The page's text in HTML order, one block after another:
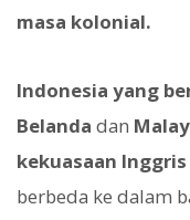
masa kolonial.
Indonesia yang
Belanda dan
kekuasaan Inggris
berbeda ke dalam